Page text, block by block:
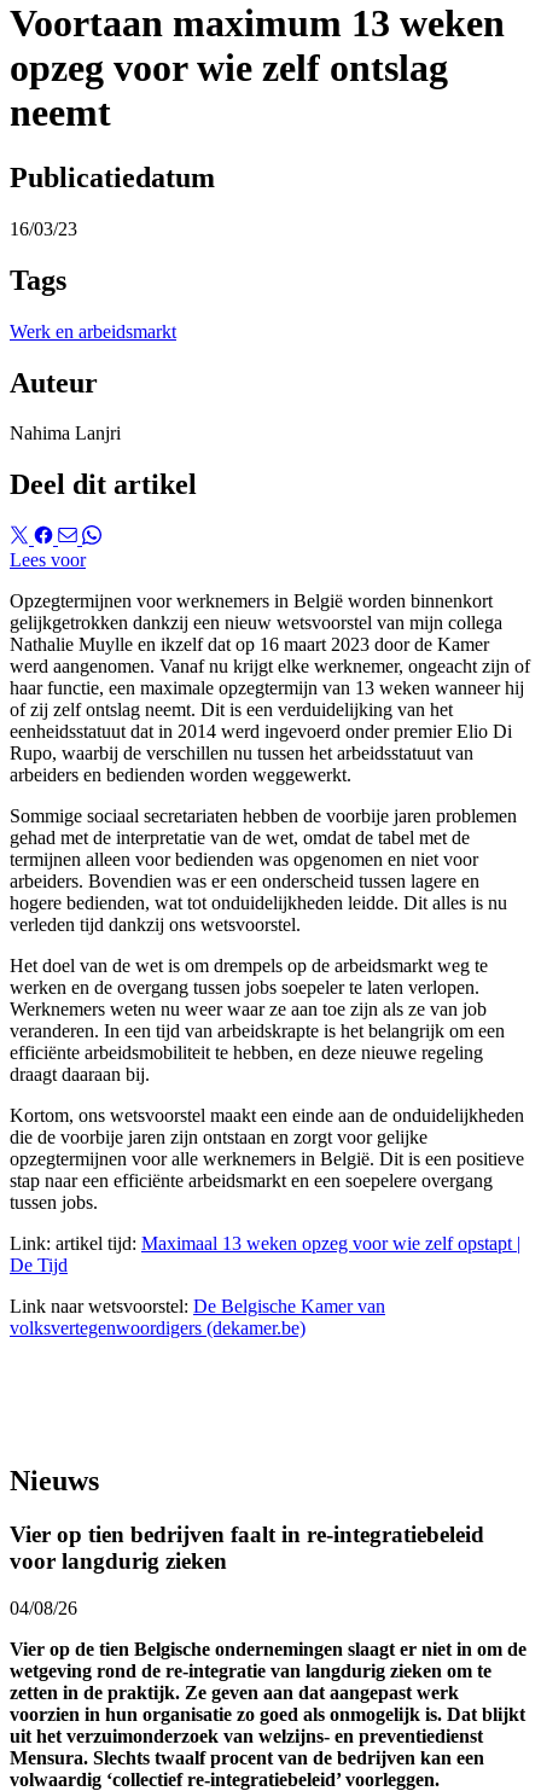
Voortaan maximum 13 weken
opzeg voor wie zelf ontslag
neemt
Publicatiedatum
16/03/23
Tags
Werk en arbeidsmarkt
Auteur
Nahima Lanjri
Deel dit artikel
Lees voor
Opzegtermijnen voor werknemers in België worden binnenkort
gelijkgetrokken dankzij een nieuw wetsvoorstel van mijn collega
Nathalie Muylle en ikzelf dat op 16 maart 2023 door de Kamer
werd aangenomen. Vanaf nu krijgt elke werknemer, ongeacht zijn of
haar functie, een maximale opzegtermijn van 13 weken wanneer hij
of zij zelf ontslag neemt. Dit is een verduidelijking van het
eenheidsstatuut dat in 2014 werd ingevoerd onder premier Elio Di
Rupo, waarbij de verschillen nu tussen het arbeidsstatuut van
arbeiders en bedienden worden weggewerkt.
Sommige sociaal secretariaten hebben de voorbije jaren problemen
gehad met de interpretatie van de wet, omdat de tabel met de
termijnen alleen voor bedienden was opgenomen en niet voor
arbeiders. Bovendien was er een onderscheid tussen lagere en
hogere bedienden, wat tot onduidelijkheden leidde. Dit alles is nu
verleden tijd dankzij ons wetsvoorstel.
Het doel van de wet is om drempels op de arbeidsmarkt weg te
werken en de overgang tussen jobs soepeler te laten verlopen.
Werknemers weten nu weer waar ze aan toe zijn als ze van job
veranderen. In een tijd van arbeidskrapte is het belangrijk om een
efficiënte arbeidsmobiliteit te hebben, en deze nieuwe regeling
draagt daaraan bij.
Kortom, ons wetsvoorstel maakt een einde aan de onduidelijkheden
die de voorbije jaren zijn ontstaan en zorgt voor gelijke
opzegtermijnen voor alle werknemers in België. Dit is een positieve
stap naar een efficiënte arbeidsmarkt en een soepelere overgang
tussen jobs.
Link: artikel tijd: Maximaal 13 weken opzeg voor wie zelf opstapt |
De Tijd
Link naar wetsvoorstel: De Belgische Kamer van
volksvertegenwoordigers (dekamer.be)
Nieuws
Vier op tien bedrijven faalt in re-integratiebeleid
voor langdurig zieken
04/08/26
Vier op de tien Belgische ondernemingen slaagt er niet in om de
wetgeving rond de re-integratie van langdurig zieken om te
zetten in de praktijk. Ze geven aan dat aangepast werk
voorzien in hun organisatie zo goed als onmogelijk is. Dat blijkt
uit het verzuimonderzoek van welzijns- en preventiedienst
Mensura. Slechts twaalf procent van de bedrijven kan een
volwaardig ‘collectief re-integratiebeleid’ voorleggen.